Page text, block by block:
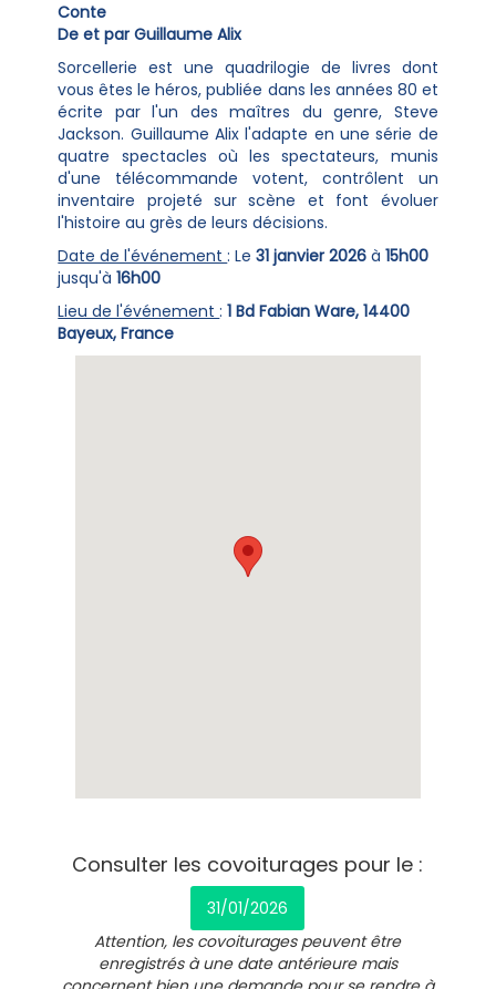
Conte
De et par Guillaume Alix
Sorcellerie est une quadrilogie de livres dont
vous êtes le héros, publiée dans les années 80 et
écrite par l'un des maîtres du genre, Steve
Jackson. Guillaume Alix l'adapte en une série de
quatre spectacles où les spectateurs, munis
d'une télécommande votent, contrôlent un
inventaire projeté sur scène et font évoluer
l'histoire au grès de leurs décisions.
Date de l'événement: Le31 janvier 2026 à15h00
jusqu'à16h00
Lieu de l'événement:1 Bd Fabian Ware, 14400
Bayeux, France
Consulter les covoiturages pour le :
31/01/2026
Attention, les covoiturages peuvent être
enregistrés à une date antérieure mais